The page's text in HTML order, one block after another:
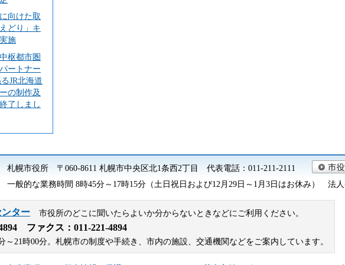
向けた取
どり」キ
施
枢都市圏
ートナー
JR北海道
の制作及
了しまし
札幌市役所 〒060-8611 札幌市中央区北1条西2丁目 代表電話：011-211-2111
一般的な業務時間 8時45分～17時15分（土日祝日および12月29日～1月3日はお休み） 法人
ター 市役所のどこに聞いたらよいか分からないときなどにご利用ください。
ファクス：011-221-4894
～21時00分。札幌市の制度や手続き、市内の施設、交通機関などをご案内しています。